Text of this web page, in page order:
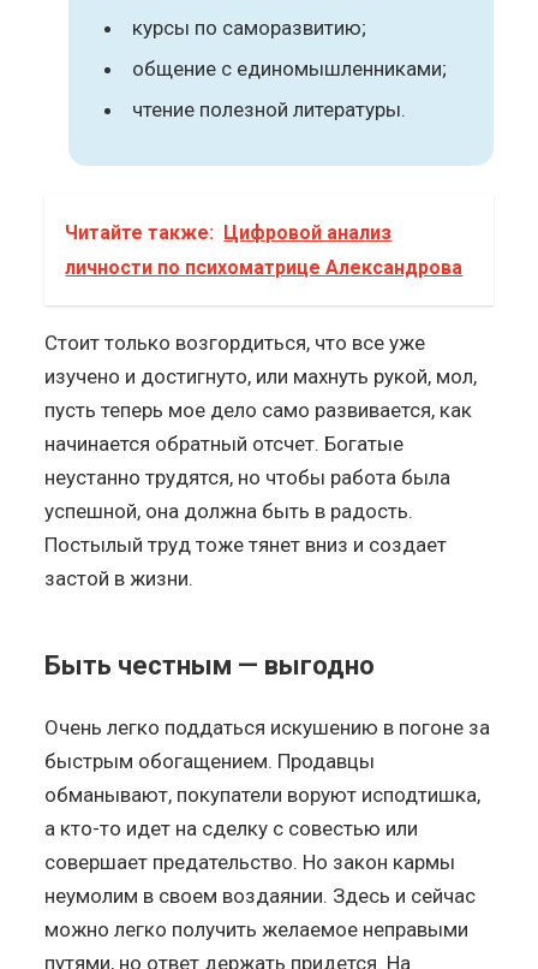
курсы по саморазвитию;
общение с единомышленниками;
чтение полезной литературы.
Читайте также: Цифровой анализ
личности по психоматрице Александрова
Стоит только возгордиться, что все уже
изучено и достигнуто, или махнуть рукой, мол,
пусть теперь мое дело само развивается, как
начинается обратный отсчет. Богатые
неустанно трудятся, но чтобы работа была
успешной, она должна быть в радость.
Постылый труд тоже тянет вниз и создает
застой в жизни.
Быть честным — выгодно
Очень легко поддаться искушению в погоне за
быстрым обогащением. Продавцы
обманывают, покупатели воруют исподтишка,
а кто-то идет на сделку с совестью или
совершает предательство. Но закон кармы
неумолим в своем воздаянии. Здесь и сейчас
можно легко получить желаемое неправыми
путями, но ответ держать придется. На